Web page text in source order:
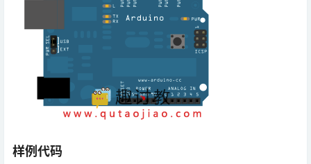
样例代码